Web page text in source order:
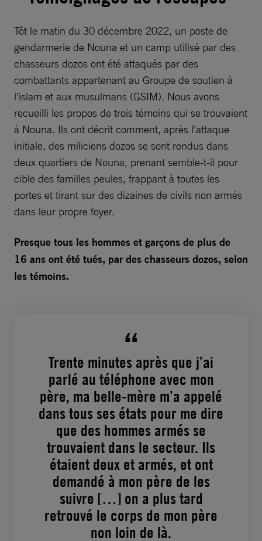
Tôt le matin du 30 décembre 2022, un poste de
gendarmerie de Nouna et un camp utilisé par des
chasseurs dozos ont été attaqués par des
combattants appartenant au Groupe de soutien à
l’islam et aux musulmans (GSIM). Nous avons
recueilli les propos de trois témoins qui se trouvaient
à Nouna. Ils ont décrit comment, après l’attaque
initiale, des miliciens dozos se sont rendus dans
deux quartiers de Nouna, prenant semble-t-il pour
cible des familles peules, frappant à toutes les
portes et tirant sur des dizaines de civils non armés
dans leur propre foyer.
Presque tous les hommes et garçons de plus de
16 ans ont été tués, par des chasseurs dozos, selon
les témoins.
Trente minutes après que j’ai
parlé au téléphone avec mon
père, ma belle-mère m’a appelé
dans tous ses états pour me dire
que des hommes armés se
trouvaient dans le secteur. Ils
étaient deux et armés, et ont
demandé à mon père de les
suivre […] on a plus tard
retrouvé le corps de mon père
non loin de là.